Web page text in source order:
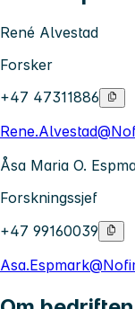
René Alvestad
Forsker
+47 47311886
Åsa Maria O.
Forskningssjef
+47 99160039